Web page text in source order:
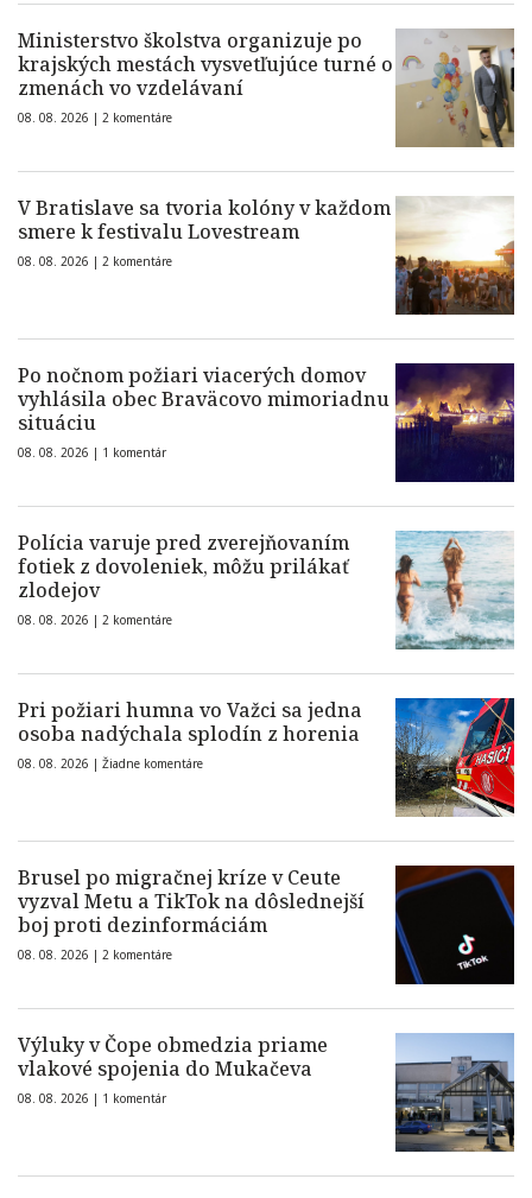
Ministerstvo školstva organizuje po
krajských mestách vysvetľujúce turné o
zmenách vo vzdelávaní
08. 08. 2026 | 2 komentáre
V Bratislave sa tvoria kolóny v každom
smere k festivalu Lovestream
08. 08. 2026 | 2 komentáre
Po nočnom požiari viacerých domov
vyhlásila obec Braväcovo mimoriadnu
situáciu
08. 08. 2026 | 1 komentár
Polícia varuje pred zverejňovaním
fotiek z dovoleniek, môžu prilákať
zlodejov
08. 08. 2026 | 2 komentáre
Pri požiari humna vo Važci sa jedna
osoba nadýchala splodín z horenia
08. 08. 2026 | Žiadne komentáre
Brusel po migračnej kríze v Ceute
vyzval Metu a TikTok na dôslednejší
boj proti dezinformáciám
08. 08. 2026 | 2 komentáre
Výluky v Čope obmedzia priame
vlakové spojenia do Mukačeva
08. 08. 2026 | 1 komentár